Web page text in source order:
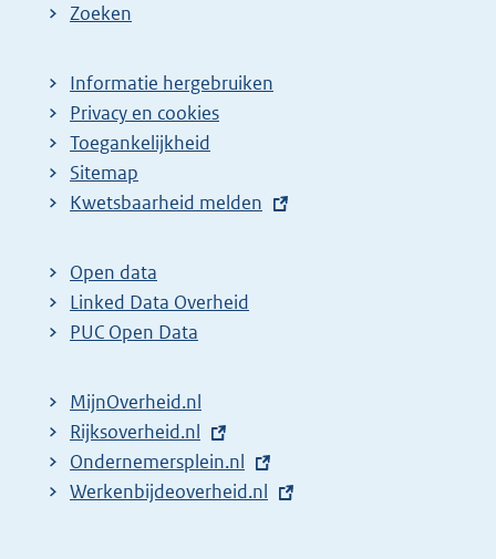
Zoeken
Informatie hergebruiken
Privacy en cookies
Toegankelijkheid
Sitemap
E
t
e
r
l
i
n
k
Kwetsbaarheid melden
Open data
Linked Data Overheid
PUC Open Data
MijnOverheid.nl
E
x
t
Rijksoverheid.nl
E
x
Ondernemersplein.nl
E
Werkenbijdeoverheid.nl